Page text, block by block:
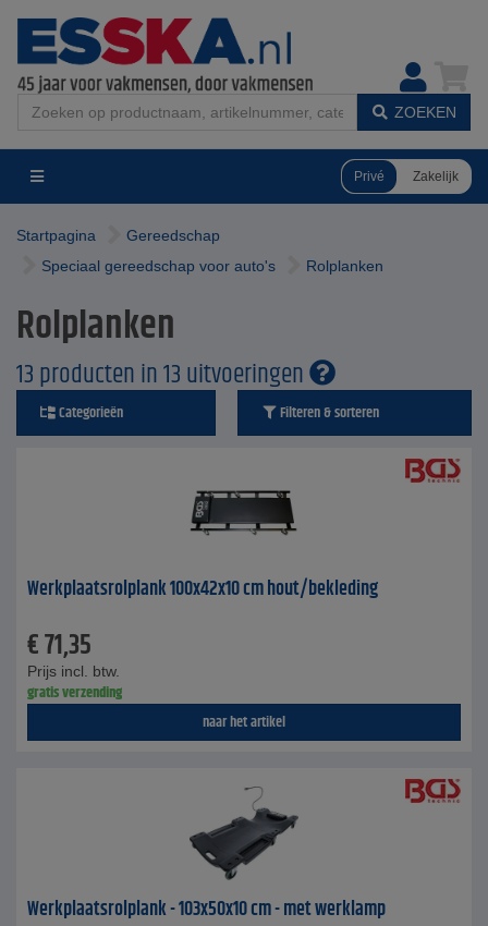
ZOEKEN
Privé Zakelijk
Startpagina
Gereedschap
Speciaal gereedschap voor auto's
Rolplanken
Rolplanken
13 producten in 13 uitvoeringen
Categorieën Filteren & sorteren
Werkplaatsrolplank 100x42x10 cm hout/bekleding
€71,35
Prijs incl. btw.
gratis verzending
naar het artikel
Werkplaatsrolplank - 103x50x10 cm - met werklamp